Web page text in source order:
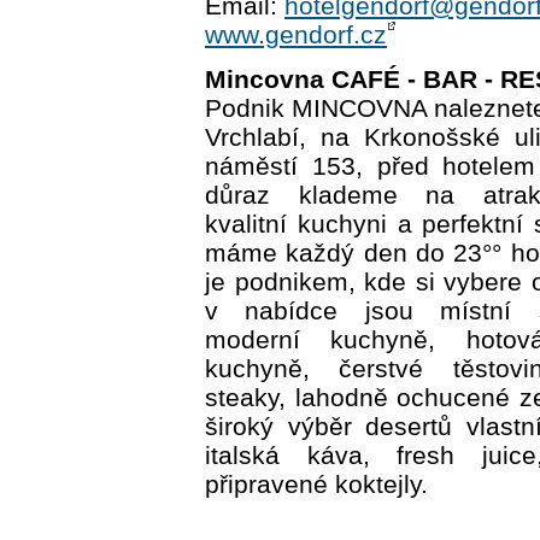
www.gendorf.cz
Mincovna CAFÉ - BAR -
Podnik MINCOVNA
Vrchlabí, na Krkonošské
náměstí 153, před
důraz klademe na
kvalitní kuchyni a perfektní
máme každý den do 23°°
je podnikem, kde si vybere
v nabídce jsou místní
moderní kuchyně,
kuchyně, čerstvé
steaky, lahodně ochucené
široký výběr desertů
italská káva, fresh
připravené koktejly.